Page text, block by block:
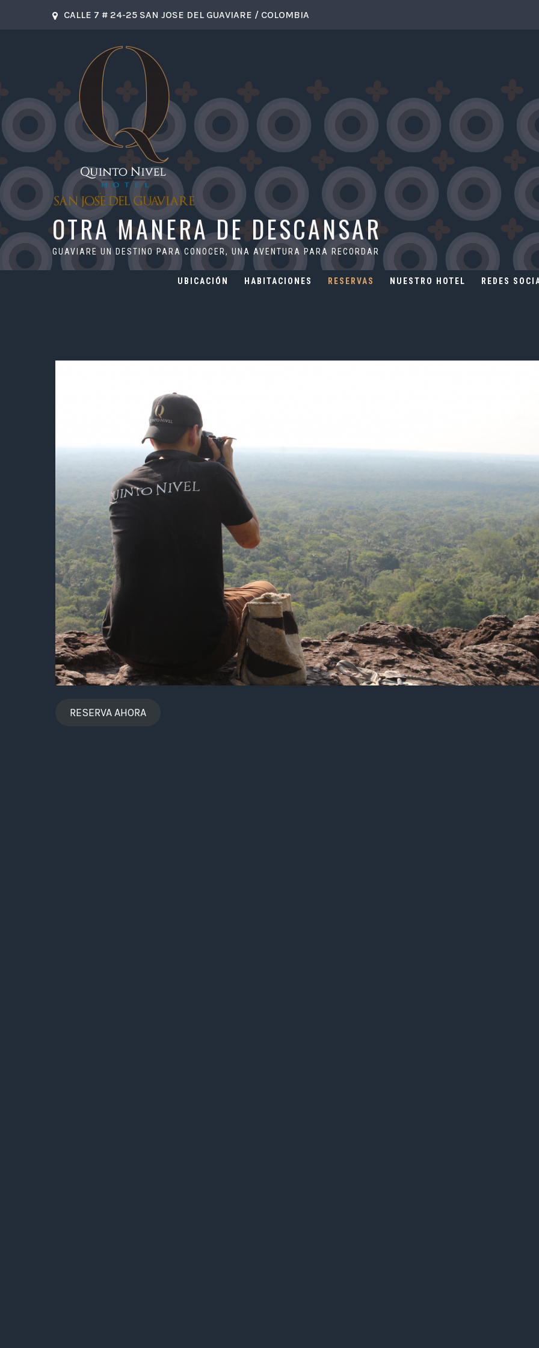
CALLE 7 # 24-25 SAN JOSE DEL GUAVIARE / COLOMBIA
OTRA MANERA DE DESCANSAR
GUAVIARE UN DESTINO PARA CONOCER, UNA AVENTURA PARA RECORDAR
UBICACIÓN HABITACIONES RESERVAS NUESTRO HOTEL REDES
RESERVA AHORA